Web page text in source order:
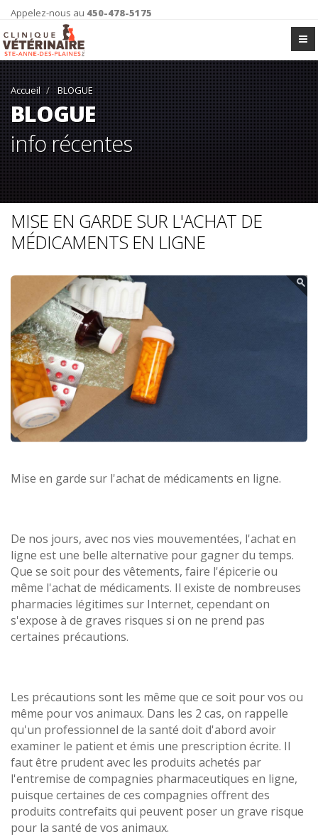
Appelez-nous au 450-478-5175
Accueil BLOGUE
BLOGUE
info récentes
MISE EN GARDE SUR L'ACHAT DE
MÉDICAMENTS EN LIGNE
Mise en garde sur l'achat de médicaments en ligne.
De nos jours, avec nos vies mouvementées, l'achat en
ligne est une belle alternative pour gagner du temps.
Que se soit pour des vêtements, faire l'épicerie ou
même l'achat de médicaments. Il existe de nombreuses
pharmacies légitimes sur Internet, cependant on
s'expose à de graves risques si on ne prend pas
certaines précautions.
Les précautions sont les même que ce soit pour vos ou
même pour vos animaux. Dans les 2 cas, on rappelle
qu'un professionnel de la santé doit d'abord avoir
examiner le patient et émis une prescription écrite. Il
faut être prudent avec les produits achetés par
l'entremise de compagnies pharmaceutiques en ligne,
puisque certaines de ces compagnies offrent des
produits contrefaits qui peuvent poser un grave risque
pour la santé de vos animaux.